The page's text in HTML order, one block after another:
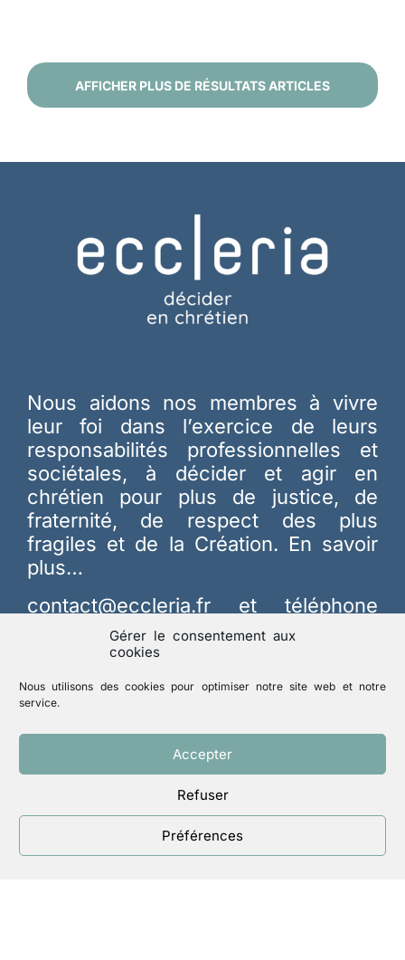
Gérer le consentement aux
cookies
Nous utilisons des cookies pour optimiser notre site web et notre
service.
Accepter
Refuser
Préférences
AFFICHER PLUS DE RÉSULTATS ARTICLES
Nous aidons nos membres à vivre
leur foi dans l’exercice de leurs
responsabilités professionnelles et
sociétales, à décider et agir en
chrétien pour plus de justice, de
fraternité, de respect des plus
fragiles et de la Création. En savoir
plus…
contact@eccleria.fr et téléphone
9h00-17h00 jours ouvrables au 01 42
Qui sommes-nous